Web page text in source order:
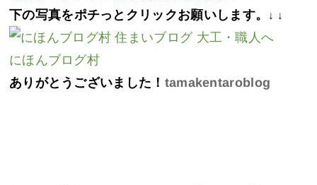
下の写真をポチっとクリックお願いします。 ↓ ↓
にほんブログ村
ありがとうございました！tamakentaroblog